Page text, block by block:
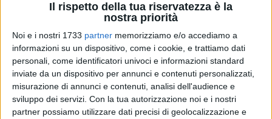
Il rispetto della tua riservatezza è la
nostra priorità
Noi e i nostri 1733 partner memorizziamo e/o accediamo a
informazioni su un dispositivo, come i cookie, e trattiamo dati
personali, come identificatori univoci e informazioni standard
inviate da un dispositivo per annunci e contenuti personalizzati,
misurazione di annunci e contenuti, analisi dell'audience e
sviluppo dei servizi. Con la tua autorizzazione noi e i nostri
partner possiamo utilizzare dati precisi di geolocalizzazione e
La Turenum Pro Loco Trani presenta un nuovo
appuntamento del ciclo "Trani Medievale: Fede, Misteri e
Imperatori", un progetto che unisce divulgazione storica e
teatro itinerante nei luoghi simbolo della città. Il 7 dicembre
2025 e il 4 gennaio 2026 (replica) il Castello Svevo di Trani
farà da cornice all'evento "Federico II e il sogno della
conoscenza", un percorso narrativo e scenico dedicato alla